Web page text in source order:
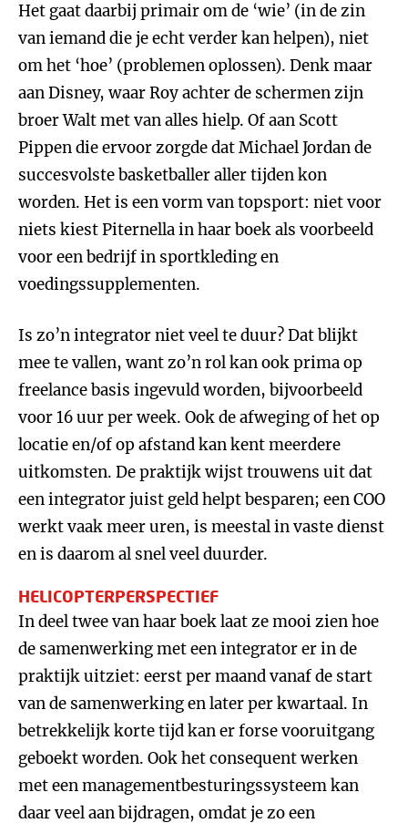
Het gaat daarbij primair om de ‘wie’ (in de zin
van iemand die je echt verder kan helpen), niet
om het ‘hoe’ (problemen oplossen). Denk maar
aan Disney, waar Roy achter de schermen zijn
broer Walt met van alles hielp. Of aan Scott
Pippen die ervoor zorgde dat Michael Jordan de
succesvolste basketballer aller tijden kon
worden. Het is een vorm van topsport: niet voor
niets kiest Piternella in haar boek als voorbeeld
voor een bedrijf in sportkleding en
voedingssupplementen.
Is zo’n integrator niet veel te duur? Dat blijkt
mee te vallen, want zo’n rol kan ook prima op
freelance basis ingevuld worden, bijvoorbeeld
voor 16 uur per week. Ook de afweging of het op
locatie en/of op afstand kan kent meerdere
uitkomsten. De praktijk wijst trouwens uit dat
een integrator juist geld helpt besparen; een COO
werkt vaak meer uren, is meestal in vaste dienst
en is daarom al snel veel duurder.
HELICOPTERPERSPECTIEF
In deel twee van haar boek laat ze mooi zien hoe
de samenwerking met een integrator er in de
praktijk uitziet: eerst per maand vanaf de start
van de samenwerking en later per kwartaal. In
betrekkelijk korte tijd kan er forse vooruitgang
geboekt worden. Ook het consequent werken
met een managementbesturingssysteem kan
daar veel aan bijdragen, omdat je zo een